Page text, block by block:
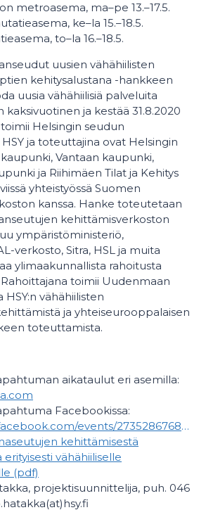
metroasema, ma–pe 13.–17.5.
ke–la 15.–18.5.
to–la 16.–18.5.
uusien vähähiilisten
kehitysalustana -hankkeen
uusia vähähiilisiä palveluita
kaksivuotinen ja kestää 31.8.2020
Helsingin seudun
ja toteuttajina ovat Helsingin
Vantaan kaupunki,
ja Riihimäen Tilat ja Kehitys
yhteistyössä Suomen
kanssa. Hanke toteutetaan
kehittämisverkoston
ympäristöministeriö,
verkosto, Sitra, HSL ja muita
ylimaakunnallista rahoitusta
toimii Uudenmaan
vähähiilisten
ja yhteiseurooppalaisen
toteuttamista.
aikataulut eri asemilla:
Facebookissa:
https://www.facebook.com/events/273528676881418/
kehittämisestä
vähähiiliselle
(pdf)
projektisuunnittelija, puh. 046